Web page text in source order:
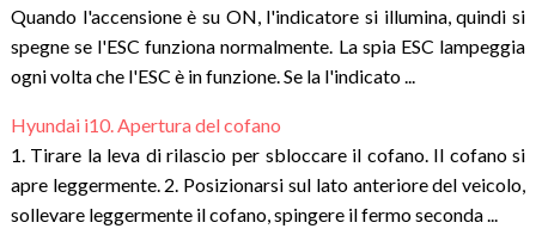
Quando l'accensione è su ON, l'indicatore si illumina, quindi si
spegne se l'ESC funziona normalmente. La spia ESC lampeggia
ogni volta che l'ESC è in funzione. Se la l'indicato ...
Hyundai i10. Apertura del cofano
1. Tirare la leva di rilascio per sbloccare il cofano. Il cofano si
apre leggermente. 2. Posizionarsi sul lato anteriore del veicolo,
sollevare leggermente il cofano, spingere il fermo seconda ...